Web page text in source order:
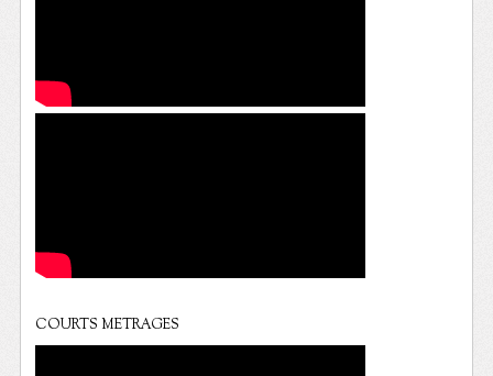
COURTS METRAGES